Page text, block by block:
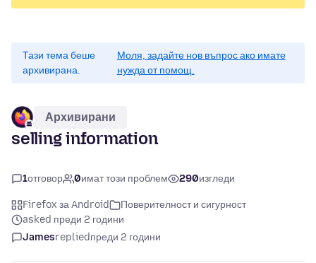
Тази тема беше
архивирана.
Моля, задайте нов въпрос ако имате
нужда от помощ.
Архивирани
selling information
1отговор 0имат този проблем 290изгледи
Firefox за Android
Поверителност и сигурност
asked преди 2 години
Jamesrepliedпреди 2 години